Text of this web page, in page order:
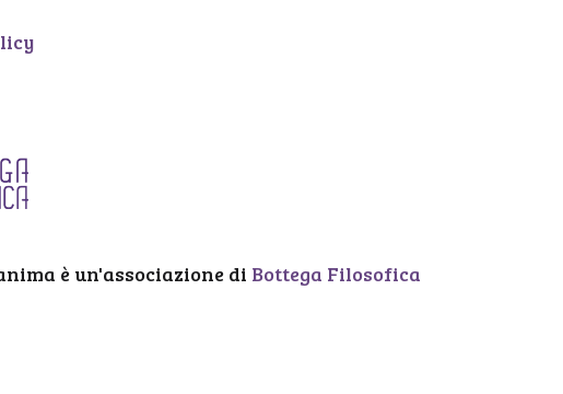
è un'associazione di Bottega Filosofica